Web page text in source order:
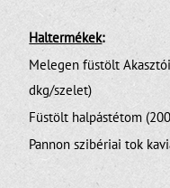
Haltermékek:
Melegen füstölt
dkg/szelet)
Füstölt halpástétom
Pannon szibériai tok